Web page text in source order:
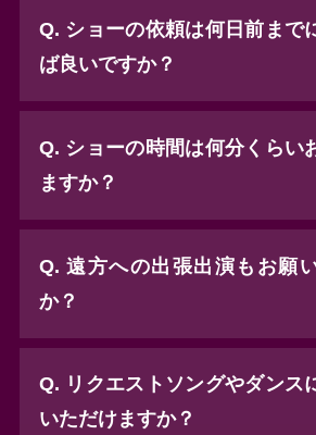
Q. ショーの依頼は何日前まで
ば良いですか？
Q. ショーの時間は何分くらい
ますか？
Q. 遠方への出張出演もお願
か？
Q. リクエストソングやダンス
いただけますか？